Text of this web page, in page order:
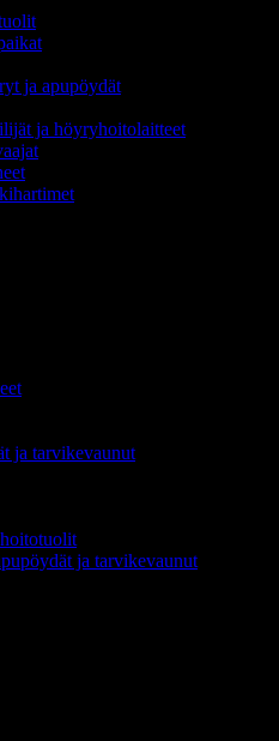
ja apupöydät
ja höyryhoitolaitteet
ja tarvikevaunut
ja tarvikevaunut